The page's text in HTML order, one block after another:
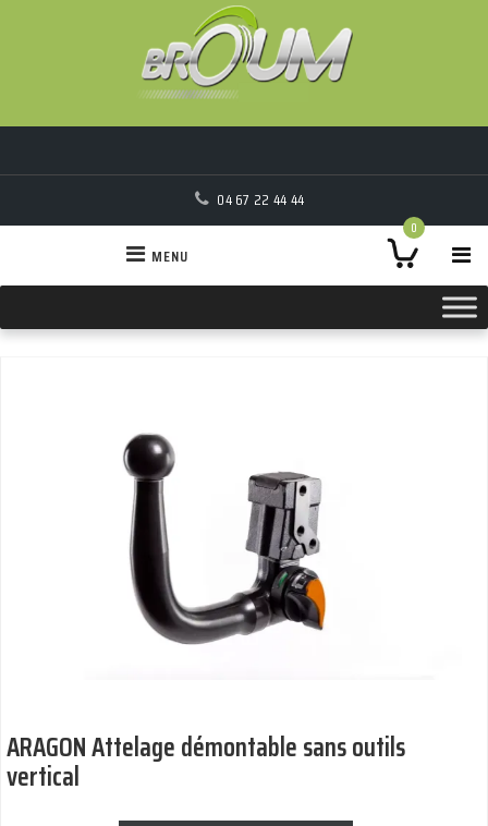
04 67 22 44 44
0
MENU
ARAGON Attelage démontable sans outils
vertical